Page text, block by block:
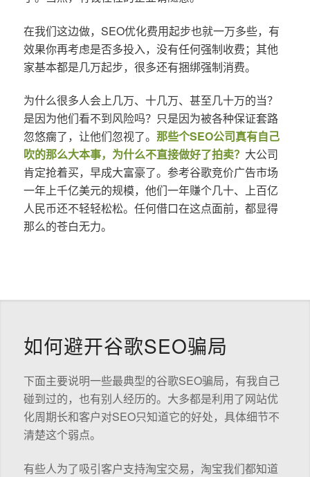
在我们这边做，SEO优化费用起步也就一万多些，有
效果你再考虑是否多投入，没有任何强制收费；其他
家基本都是几万起步，很多还有捆绑强制消费。
为什么很多人会上几万、十几万、甚至几十万的当？
是因为他们看不到风险吗？只是因为被各种保证套路
忽悠瘸了，让他们忽视了。 那些个SEO公司真有自己
吹的那么大本事，为什么不直接做好了拍卖？ 大公司
肯定抢着买，早成大富豪了。参考谷歌竞价广告市场
一年上千亿美元的规模，他们一年赚个几十、上百亿
人民币还不轻轻松松。任何借口在这点面前，都显得
那么的苍白无力。
如何避开谷歌SEO骗局
下面主要说明一些最典型的谷歌SEO骗局，有我自己
碰到过的，也有别人经历的。大多都是利用了网站优
化周期长和客户对SEO只知道它的好处，具体细节不
清楚这个弱点。
有些人为了吸引客户支持淘宝交易，淘宝我们都知道